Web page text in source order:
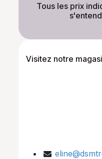
​Tous les prix
Visitez notre